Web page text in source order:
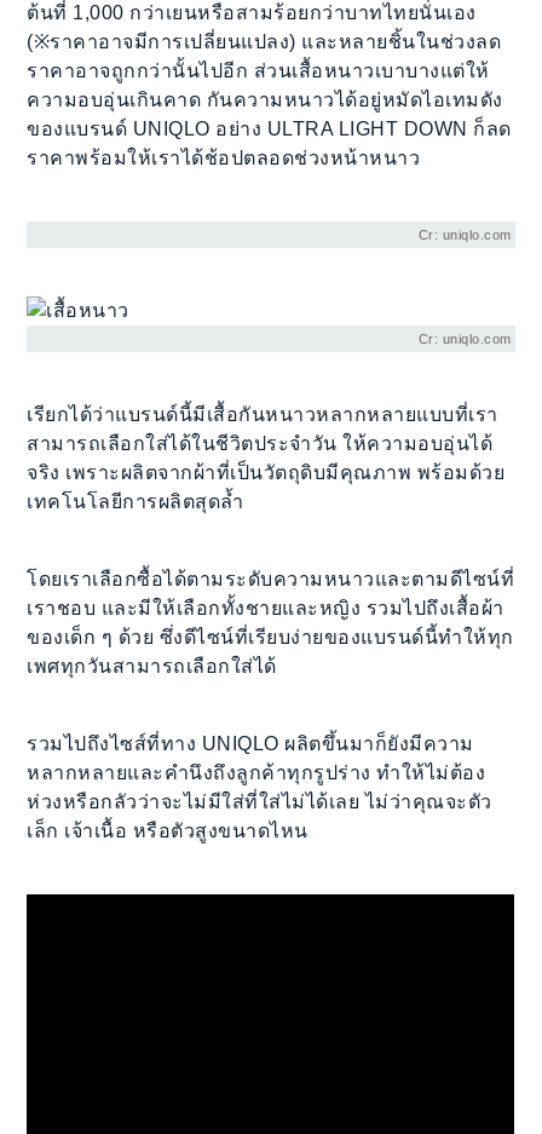
ต้นที่ 1,000 กว่าเยนหรือสามร้อยกว่าบาทไทยนั่นเอง
(※ราคาอาจมีการเปลี่ยนแปลง) และหลายชิ้นในช่วงลด
ราคาอาจถูกกว่านั้นไปอีก ส่วนเสื้อหนาวเบาบางแต่ให้
ความอบอุ่นเกินคาด กันความหนาวได้อยู่หมัดไอเทมดัง
ของแบรนด์ UNIQLO อย่าง ULTRA LIGHT DOWN ก็ลด
ราคาพร้อมให้เราได้ช้อปตลอดช่วงหน้าหนาว
Cr: uniqlo.com
Cr: uniqlo.com
เรียกได้ว่าแบรนด์นี้มีเสื้อกันหนาวหลากหลายแบบที่เรา
สามารถเลือกใส่ได้ในชีวิตประจำวัน ให้ความอบอุ่นได้
จริง เพราะผลิตจากผ้าที่เป็นวัตถุดิบมีคุณภาพ พร้อมด้วย
เทคโนโลยีการผลิตสุดล้ำ
โดยเราเลือกซื้อได้ตามระดับความหนาวและตามดีไซน์ที่
เราชอบ และมีให้เลือกทั้งชายและหญิง รวมไปถึงเสื้อผ้า
ของเด็ก ๆ ด้วย ซึ่งดีไซน์ที่เรียบง่ายของแบรนด์นี้ทำให้ทุก
เพศทุกวันสามารถเลือกใส่ได้
รวมไปถึงไซส์ที่ทาง UNIQLO ผลิตขึ้นมาก็ยังมีความ
หลากหลายและคำนึงถึงลูกค้าทุกรูปร่าง ทำให้ไม่ต้อง
ห่วงหรือกลัวว่าจะไม่มีใส่ที่ใส่ไม่ได้เลย ไม่ว่าคุณจะตัว
เล็ก เจ้าเนื้อ หรือตัวสูงขนาดไหน